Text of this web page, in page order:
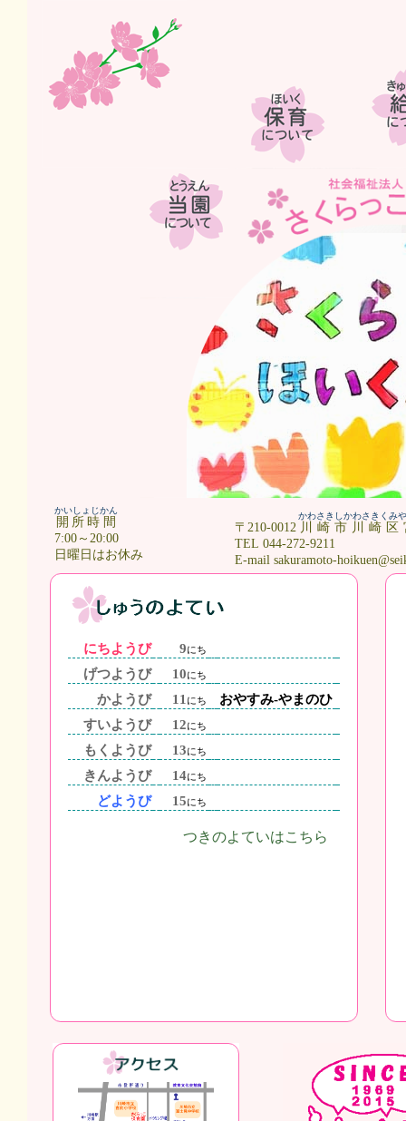
開所時間
かいしょじかん
7:00～20:00
日曜日はお休み
〒210-0012 川崎市川崎区
かわさきしかわさきくみ
TEL 044-272-9211
E-mail sakuramoto-
にちようび 9にち
げつようび 10にち
かようび 11 にち
おやすみ-やまのひ
すいようび
12にち
もくようび 13にち
きんようび 14にち
どようび 15にち
つきのよていはこちら